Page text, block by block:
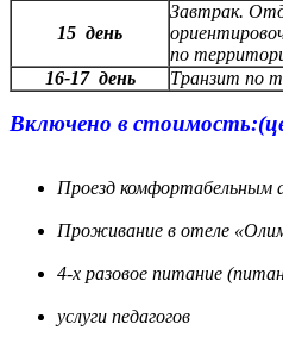
15 день
Завтрак.
по
16-17 день
Транзит по
Включено в
Проезд
Проживание в отеле
4-х разовое питание
услуги